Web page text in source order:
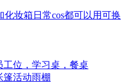
妆箱日常cos都可以用可换
位，学习桌，餐桌
篷活动雨棚